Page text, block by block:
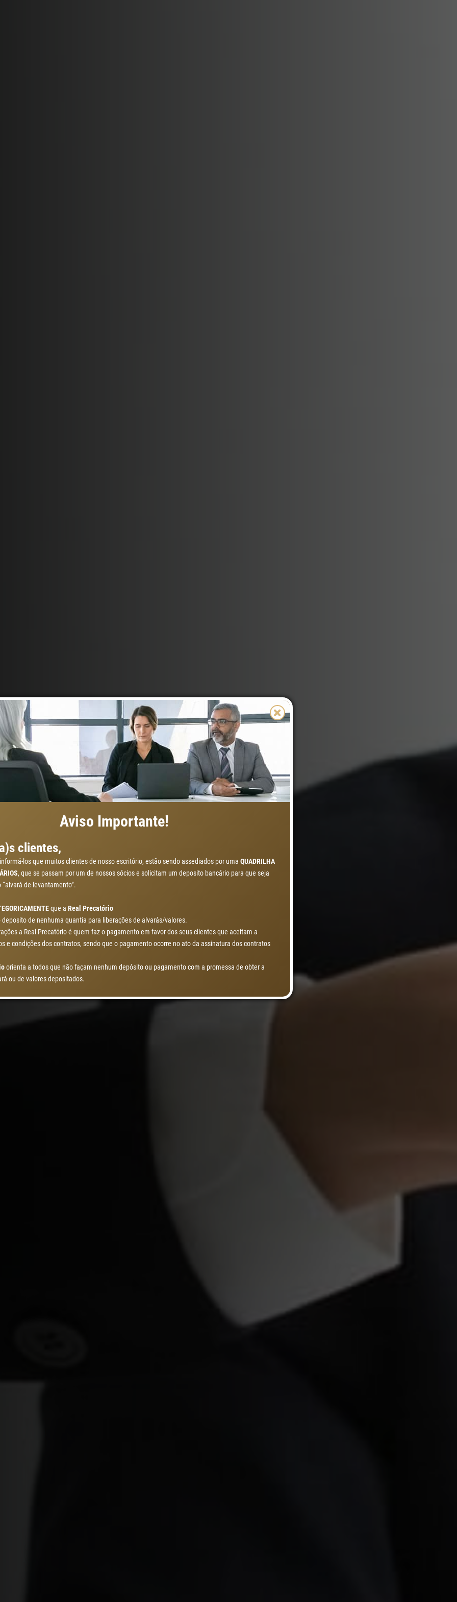
DO SEU PRECATÓRIO
antecipação do precatório do mercado. Consulte-
simples e sem compromisso. Preencha o
Aviso Importante!
clientes,
los que muitos clientes de nosso escritório, estão sendo assediados por uma QUADRILHA
, que se passam por um de nossos sócios e solicitam um deposito bancário para que seja
“alvará de levantamento”.
que a Real Precatório
deposito de nenhuma quantia para liberações de alvarás/valores.
a Real Precatório é quem faz o pagamento em favor dos seus clientes que aceitam a
e condições dos contratos, sendo que o pagamento ocorre no ato da assinatura dos contratos
orienta a todos que não façam nenhum depósito ou pagamento com a promessa de obter a
ou de valores depositados.